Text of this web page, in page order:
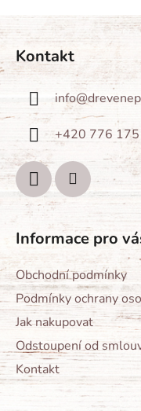
á
p
a
t
í
Kontakt
info@
+420 776
Informace pro
Obchodní podmínky
Podmínky ochrany
Jak nakupovat
Odstoupení od
Kontakt